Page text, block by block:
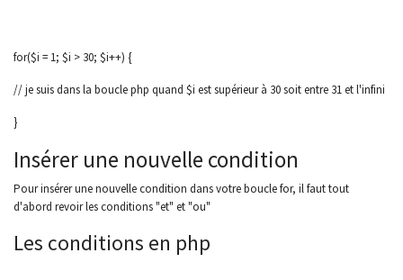
for($i = 1; $i > 30; $i++) {
// je suis dans la boucle php quand $i est supérieur à 30 soit entre 31 et l'infini
}
Insérer une nouvelle condition
Pour insérer une nouvelle condition dans votre boucle for, il faut tout
d'abord revoir les conditions "et" et "ou"
Les conditions en php